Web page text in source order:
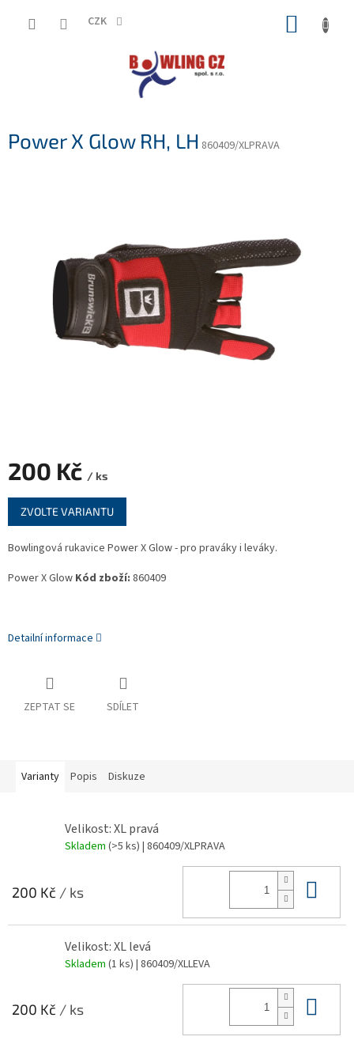
CZK
Power X Glow RH, LH 860409/XLPRAVA
200 Kč / ks
Měrná
cena:
ZVOLTE VARIANTU
Bowlingová rukavice Power X Glow - pro praváky i leváky.
Power X Glow Kód zboží: 860409
Detailní informace
ZEPTAT SE SDÍLET
Varianty Popis Diskuze
Velikost: XL pravá
Skladem (>5 ks) | 860409/XLPRAVA
200 Kč / ks
Velikost: XL levá
Skladem (1 ks) | 860409/XLLEVA
200 Kč / ks